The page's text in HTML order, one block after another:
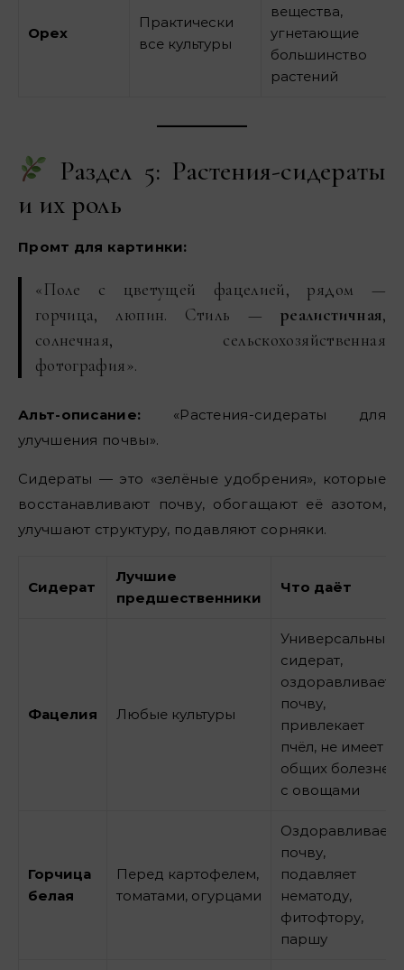
Орех
Практически
все культуры
вещества,
угнетающие
большинство
растений
Раздел 5: Растения-сидераты
и их роль
Промт для картинки:
«Поле с цветущей фацелией, рядом —
горчица, люпин. Стиль —реалистичная,
солнечная, сельскохозяйственная
фотография».
Альт-описание: «Растения-сидераты для
улучшения почвы».
Сидераты — это «зелёные удобрения», которые
восстанавливают почву, обогащают её азотом,
улучшают структуру, подавляют сорняки.
Сидерат
Лучшие
предшественники
Что даёт
Фацелия Любые культуры
Универсальный
сидерат,
оздоравливает
почву,
привлекает
пчёл, не имеет
общих болезней
с овощами
Горчица
белая
Перед картофелем,
томатами, огурцами
Оздоравливает
почву,
подавляет
нематоду,
фитофтору,
паршу